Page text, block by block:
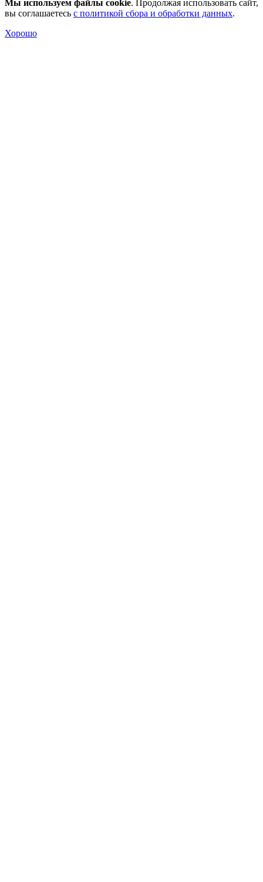
Мы используем файлы cookie. Продолжая использовать сайт,
вы соглашаетесь с политикой сбора и обработки данных.
Хорошо